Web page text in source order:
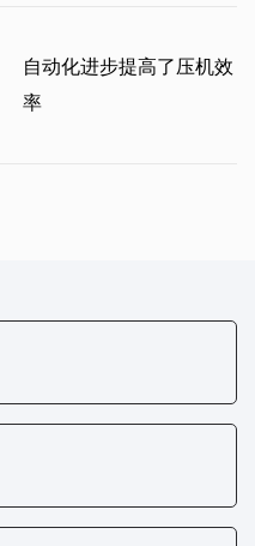
自动化进步提高了压机效
率